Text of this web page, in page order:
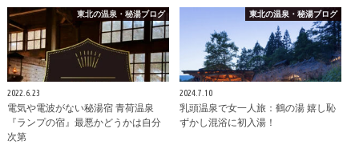
東北の温泉・秘湯ブログ
2022.6.23
電気や電波がない秘湯宿 青荷温泉
『ランプの宿』最悪かどうかは自分
次第
東北の温泉・秘湯ブログ
2024.7.10
乳頭温泉で女一人旅：鶴の湯 嬉し恥
ずかし混浴に初入湯！